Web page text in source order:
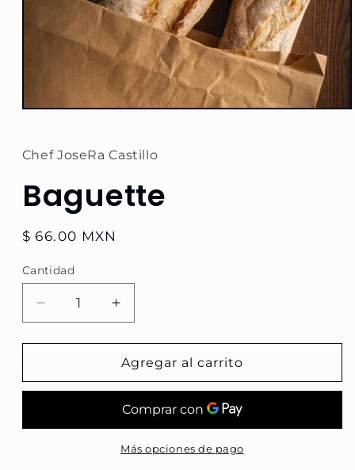
Abrir
1
en
ventana
modal
Chef JoseRa Castillo
Baguette
Precio
$ 66.00 MXN
Cantidad
Reducir
cantidad
para
Aumentar
cantidad
para
Baguette
Agregar al carrito
Más opciones de pago